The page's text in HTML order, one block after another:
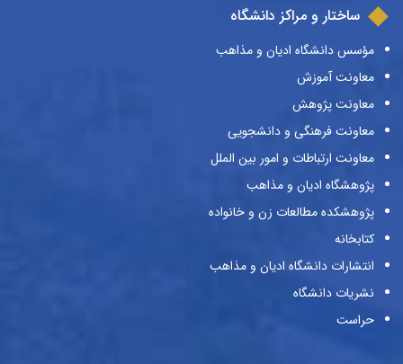
ساختار و مراکز دانشگاه
مؤسس دانشگاه ادیان و مذاهب
معاونت آموزش
معاونت پژوهش
معاونت فرهنگی و دانشجویی
معاونت ارتباطات و امور بین الملل
پژوهشگاه ادیان و مذاهب
پژوهشکده مطالعات زن و خانواده
کتابخانه
انتشارات دانشگاه ادیان و مذاهب
نشریات دانشگاه
حراست